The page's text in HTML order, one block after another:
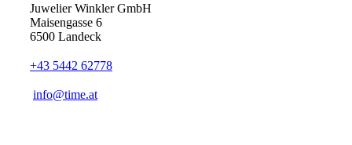
Juwelier Winkler GmbH
Maisengasse 6
6500 Landeck
+43 5442 62778
info@time.at